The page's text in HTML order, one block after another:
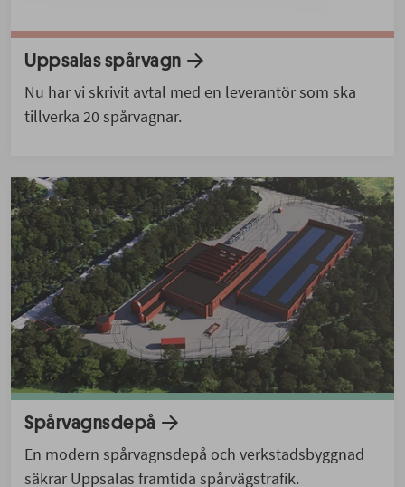
Uppsalas spårvagn
Nu har vi skrivit avtal med en leverantör som ska
tillverka 20 spårvagnar.
Spårvagnsdepå
En modern spårvagnsdepå och verkstadsbyggnad
säkrar Uppsalas framtida spårvägstrafik.